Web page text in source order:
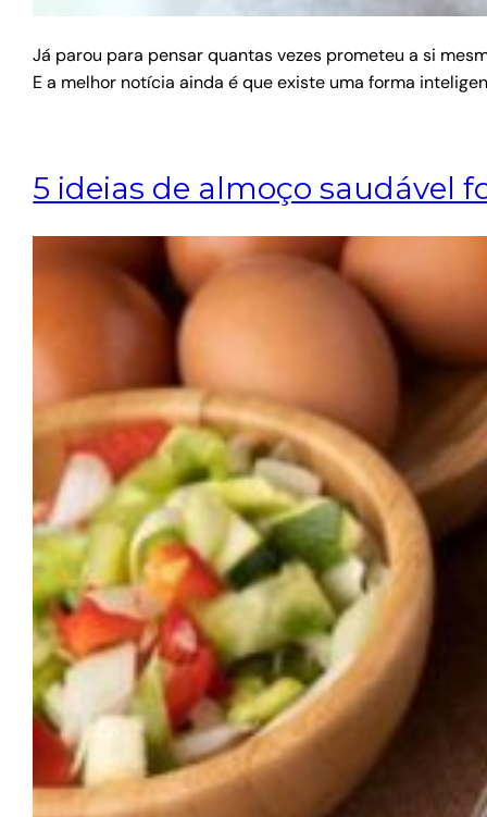
Já parou para pensar quantas vezes prometeu a si
E a melhor notícia ainda é que existe uma forma
5 ideias de almoço saudável